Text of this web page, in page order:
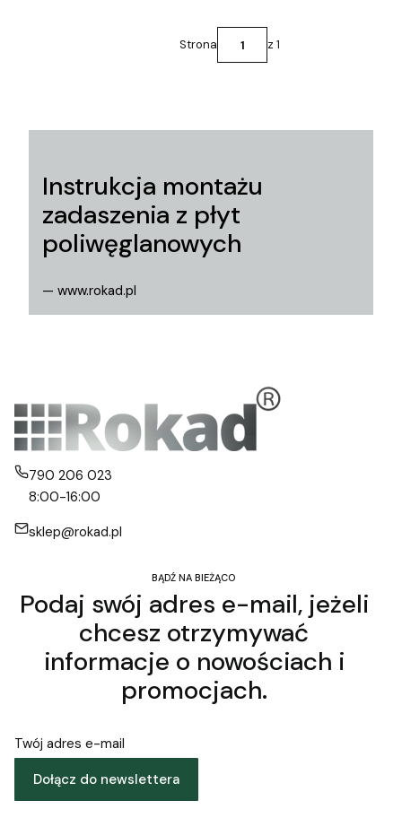
Strona z 1
Instrukcja montażu
zadaszenia z płyt
poliwęglanowych
— www.rokad.pl
790 206 023
8:00-16:00
sklep@rokad.pl
BĄDŹ NA BIEŻĄCO
Podaj swój adres e-mail, jeżeli
chcesz otrzymywać
informacje o nowościach i
promocjach.
Twój adres e-mail
Dołącz do newslettera